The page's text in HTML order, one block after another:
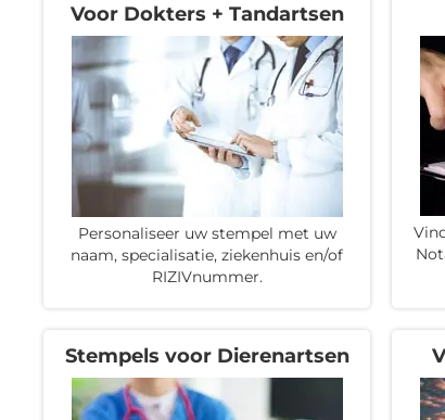
Voor Dokters + Tandartsen
Personaliseer uw stempel met uw
naam, specialisatie, ziekenhuis en/of
RIZIVnummer.
Stempels voor Dierenartsen